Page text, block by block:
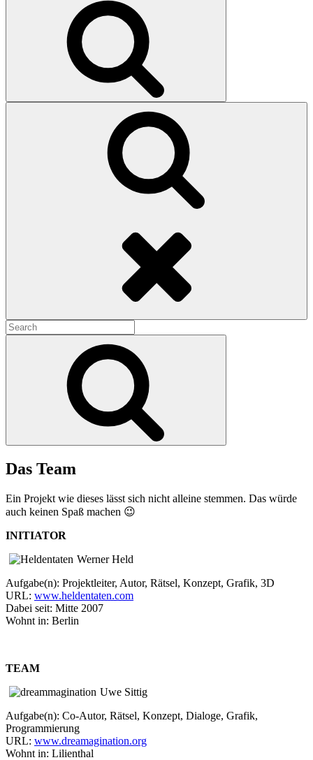
Search
for:
Das Team
Ein Projekt wie dieses lässt sich nicht alleine stemmen. Das würde
auch keinen Spaß machen 😉
INITIATOR
Werner Held
Aufgabe(n): Projektleiter, Autor, Rätsel, Konzept, Grafik, 3D
URL: www.heldentaten.com
Dabei seit: Mitte 2007
Wohnt in: Berlin
TEAM
Uwe Sittig
Aufgabe(n): Co-Autor, Rätsel, Konzept, Dialoge, Grafik,
Programmierung
URL: www.dreamagination.org
Wohnt in: Lilienthal